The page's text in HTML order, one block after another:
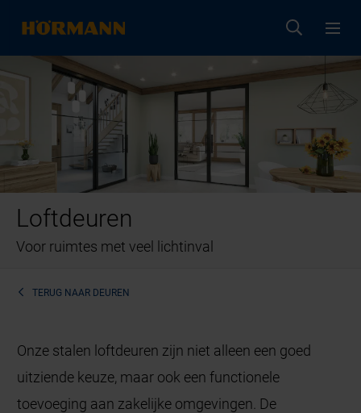
Loftdeuren
Voor ruimtes met veel lichtinval
TERUG NAAR DEUREN
Onze stalen loftdeuren zijn niet alleen een goed
uitziende keuze, maar ook een functionele
toevoeging aan zakelijke omgevingen. De